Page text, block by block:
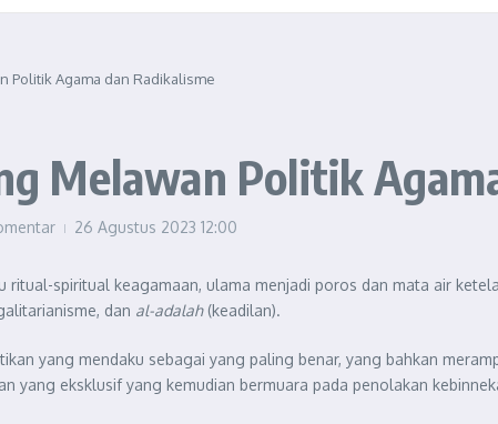
Politik Agama dan Radikalisme
Melawan Politik
26 Agustus 2023 12:00
ritual-spiritual keagamaan, ulama menjadi poros dan mata air
dan al-adalah(keadilan).
yang mendaku sebagai yang paling benar, yang bahkan
yang eksklusif yang kemudian bermuara pada penolakan